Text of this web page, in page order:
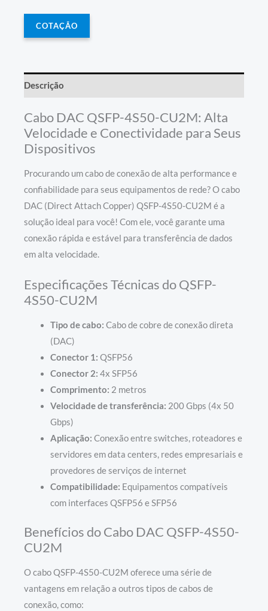
COTAÇÃO
Descrição
Cabo DAC QSFP-4S50-CU2M: Alta
Velocidade e Conectividade para Seus
Dispositivos
Procurando um cabo de conexão de alta performance e
confiabilidade para seus equipamentos de rede? O cabo
DAC (Direct Attach Copper) QSFP-4S50-CU2M é a
solução ideal para você! Com ele, você garante uma
conexão rápida e estável para transferência de dados
em alta velocidade.
Especificações Técnicas do QSFP-
4S50-CU2M
Tipo de cabo: Cabo de cobre de conexão direta
(DAC)
Conector 1: QSFP56
Conector 2: 4x SFP56
Comprimento: 2 metros
Velocidade de transferência: 200 Gbps (4x 50
Gbps)
Aplicação: Conexão entre switches, roteadores e
servidores em data centers, redes empresariais e
provedores de serviços de internet
Compatibilidade: Equipamentos compatíveis
com interfaces QSFP56 e SFP56
Benefícios do Cabo DAC QSFP-4S50-
CU2M
O cabo QSFP-4S50-CU2M oferece uma série de
vantagens em relação a outros tipos de cabos de
conexão, como: